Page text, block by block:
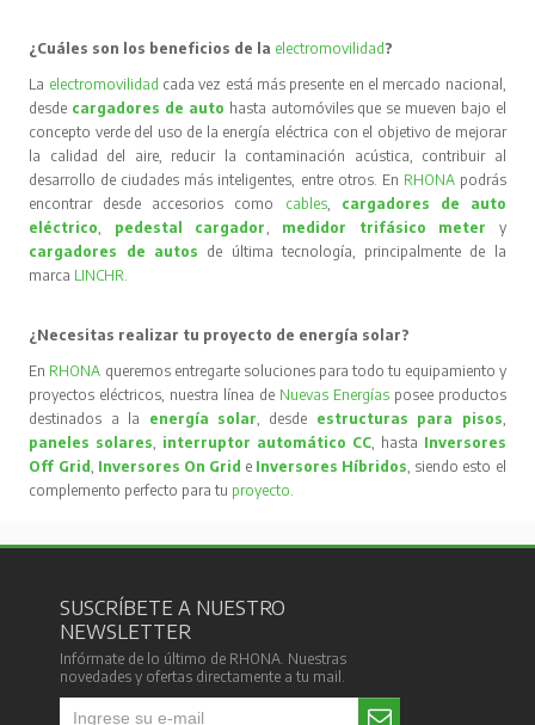
¿Cuáles son los beneficios de la electromovilidad ?
La electromovilidad cada vez está más presente en el mercado nacional,
desde cargadores de auto hasta automóviles que se mueven bajo el
concepto verde del uso de la energía eléctrica con el objetivo de mejorar
la calidad del aire, reducir la contaminación acústica, contribuir al
desarrollo de ciudades más inteligentes, entre otros. En RHONA podrás
encontrar desde accesorios como cables, cargadores de auto
eléctrico, pedestal cargador, medidor trifásico meter
y
cargadores de autos de última tecnología, principalmente de la
marca LINCHR.
¿Necesitas realizar tu proyecto de energía solar?
En RHONA queremos entregarte soluciones para todo tu equipamiento y
proyectos eléctricos, nuestra línea de Nuevas Energíasposee productos
destinados a la energía solar, desde estructuras para pisos,
paneles solares, interruptor automático CC, hasta Inversores
Off Grid, Inversores On Grid e Inversores Híbridos, siendo esto el
complemento perfecto para tu proyecto.
SUSCRÍBETE A NUESTRO
NEWSLETTER
Infórmate de lo último de RHONA. Nuestras
novedades y ofertas directamente a tu mail.